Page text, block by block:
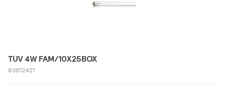
TUV 4W FAM/10X25BOX
63872427